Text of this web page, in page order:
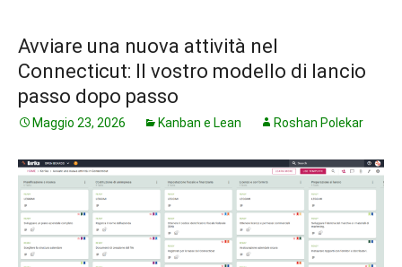
Avviare una nuova attività nel
Connecticut: Il vostro modello di lancio
passo dopo passo
Maggio 23, 2026 Kanban e Lean Roshan Polekar